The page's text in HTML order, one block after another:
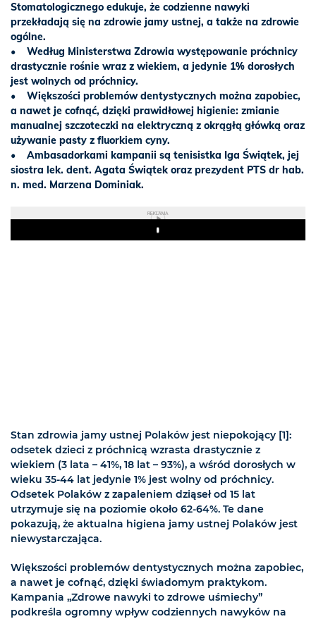
Stomatologicznego edukuje, że codzienne nawyki
przekładają się na zdrowie jamy ustnej, a także na zdrowie
ogólne.
• Według Ministerstwa Zdrowia występowanie próchnicy
drastycznie rośnie wraz z wiekiem, a jedynie 1% dorosłych
jest wolnych od próchnicy.
• Większości problemów dentystycznych można zapobiec,
a nawet je cofnąć, dzięki prawidłowej higienie: zmianie
manualnej szczoteczki na elektryczną z okrągłą główką oraz
używanie pasty z fluorkiem cyny.
• Ambasadorkami kampanii są tenisistka Iga Świątek, jej
siostra lek. dent. Agata Świątek oraz prezydent PTS dr hab.
n. med. Marzena Dominiak.
REKLAMA
Play
Stan zdrowia jamy ustnej Polaków jest niepokojący [1]:
odsetek dzieci z próchnicą wzrasta drastycznie z
wiekiem (3 lata – 41%, 18 lat – 93%), a wśród dorosłych w
wieku 35-44 lat jedynie 1% jest wolny od próchnicy.
Odsetek Polaków z zapaleniem dziąseł od 15 lat
utrzymuje się na poziomie około 62-64%. Te dane
pokazują, że aktualna higiena jamy ustnej Polaków jest
niewystarczająca.
Większości problemów dentystycznych można zapobiec,
a nawet je cofnąć, dzięki świadomym praktykom.
Kampania „Zdrowe nawyki to zdrowe uśmiechy”
podkreśla ogromny wpływ codziennych nawyków na